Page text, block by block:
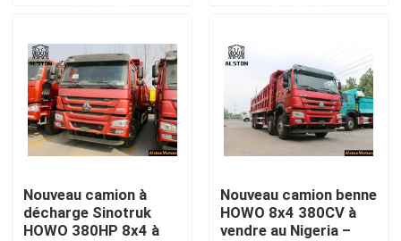
nouvelles
Tous les cas
HOWO Tête de tracteur
Nouveau camion à
décharge Sinotruk
HOWO 380HP 8x4 à
Nouveau camion benne
HOWO 8x4 380CV à
vendre au Nigeria –